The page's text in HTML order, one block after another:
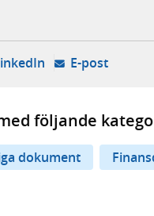
flik, extern webbplats,
i ny flik, extern
- öppnas i ny flik,
E-post-
följande
dokument